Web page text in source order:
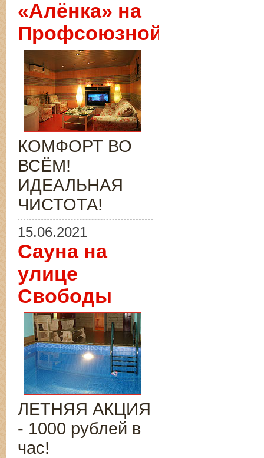
«Алёнка» на
Профсоюзной
КОМФОРТ ВО
ВСЁМ!
ИДЕАЛЬНАЯ
ЧИСТОТА!
15.06.2021
Сауна на
улице
Свободы
ЛЕТНЯЯ АКЦИЯ
- 1000 рублей в
час!